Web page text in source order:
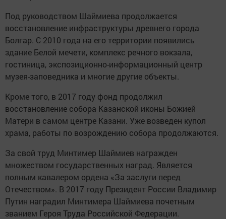
Под руководством Шаймиева продолжается
восстановление инфраструктуры древнего города
Болгар. С 2010 года на его территории появились
здание Белой мечети, комплекс речного вокзала,
гостиница, экспозиционно-информационный центр
музея-заповедника и многие другие объекты.
Кроме того, в 2017 году фонд продолжил
восстановление собора Казанской иконы Божией
Матери в самом центре Казани. Уже возведен купол
храма, работы по возрождению собора продолжаются.
За свой труд Минтимер Шаймиев награжден
множеством государственных наград. Является
полным кавалером ордена «За заслуги перед
Отечеством». В 2017 году Президент России Владимир
Путин наградил Минтимера Шаймиева почетным
званием Героя Труда Российской Федерации.